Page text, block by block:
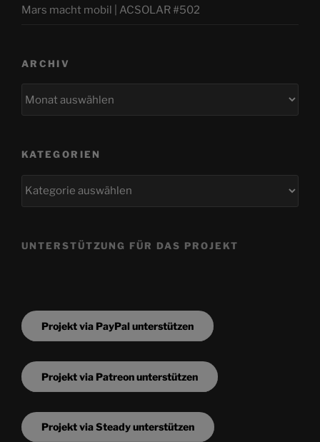
Mars macht mobil | ACSOLAR #502
ARCHIV
KATEGORIEN
UNTERSTÜTZUNG FÜR DAS PROJEKT
Projekt via PayPal unterstützen
Projekt via Patreon unterstützen
Projekt via Steady unterstützen